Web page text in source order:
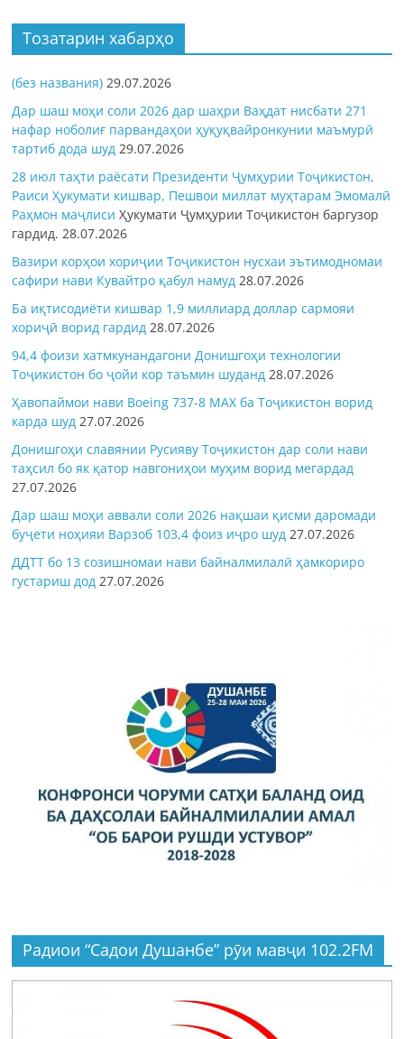
Тозатарин хабарҳо
(без названия) 29.07.2026
Дар шаш моҳи соли 2026 дар шаҳри Ваҳдат нисбати 271
нафар ноболиғ парвандаҳои ҳуқуқвайронкунии маъмурӣ
тартиб дода шуд 29.07.2026
28 июл таҳти раёсати Президенти Ҷумҳурии Тоҷикистон,
Раиси Ҳукумати кишвар, Пешвои миллат муҳтарам Эмомалӣ
Раҳмон маҷлисиҲукумати Ҷумҳурии Тоҷикистон баргузор
гардид.28.07.2026
Вазири корҳои хориҷии Тоҷикистон нусхаи эътимодномаи
сафири нави Кувайтро қабул намуд 28.07.2026
Ба иқтисодиёти кишвар 1,9 миллиард доллар сармояи
хориҷӣ ворид гардид 28.07.2026
94,4 фоизи хатмкунандагони Донишгоҳи технологии
Тоҷикистон бо ҷойи кор таъмин шуданд 28.07.2026
Ҳавопаймои нави Boeing 737-8 MAX ба Тоҷикистон ворид
карда шуд 27.07.2026
Донишгоҳи славянии Русияву Тоҷикистон дар соли нави
таҳсил бо як қатор навгониҳои муҳим ворид мегардад
27.07.2026
Дар шаш моҳи аввали соли 2026 нақшаи қисми даромади
буҷети ноҳияи Варзоб 103,4 фоиз иҷро шуд 27.07.2026
ДДТТ бо 13 созишномаи нави байналмилалӣ ҳамкориро
густариш дод 27.07.2026
Радиои “Садои Душанбе” рӯи мавҷи 102.2FM